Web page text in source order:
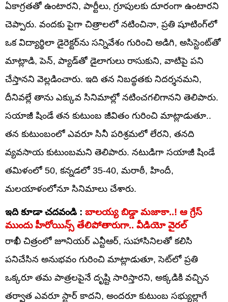
ఏకాగ్రతతో ఉంటారని, పార్టీలు, గ్రూపులకు దూరంగా ఉంటారని
చెప్పారు. వందకు పైగా చిత్రాలలో నటించినా, ప్రతి షూటింగ్‌లో
ఒక విద్యార్థిలా డైరెక్టర్‌ను సన్నివేశం గురించి అడిగి, అసిస్టెంట్‌తో
మాట్లాడి, పెన్, ప్యాడ్‌తో డైలాగులు రాసుకుని, వాటిపై పని
చేస్తానని వెల్లడించారు. ఇది తన నిబద్ధతకు నిదర్శనమని,
దీనివల్లే తాను ఎక్కువ సినిమాల్లో నటించగలిగానని తెలిపారు.
సయాజీ షిండే తన కుటుంబ జీవితం గురించి మాట్లాడుతూ..
తన కుటుంబంలో ఎవరూ సినీ పరిశ్రమలో లేరని, తనది
వ్యవసాయ కుటుంబమని తెలిపారు. నటుడిగా సయాజీ షిండే
తమిళంలో 50, కన్నడలో 35-40, మరాఠీ, హిందీ,
మలయాళంలోనూ సినిమాలు చేశారు.
ఇది కూడా చదవండి : బాలయ్య బిడ్డా మజాకా..! ఆ గ్రేస్
ముందు హీరోయిన్స్ తేలిపోతారుగా.. వీడియో వైరల్
రాఖీ చిత్రంలో జూనియర్ ఎన్టీఆర్, సుహాసినిలతో కలిసి
పనిచేసిన అనుభవం గురించి మాట్లాడుతూ, సెట్‌లో ప్రతి
ఒక్కరూ తమ పాత్రలపైనే దృష్టి సారిస్తారని, అక్కడికి వచ్చిన
తర్వాత ఎవరూ స్టార్ కాదని, అందరూ కుటుంబ సభ్యుల్లాగే